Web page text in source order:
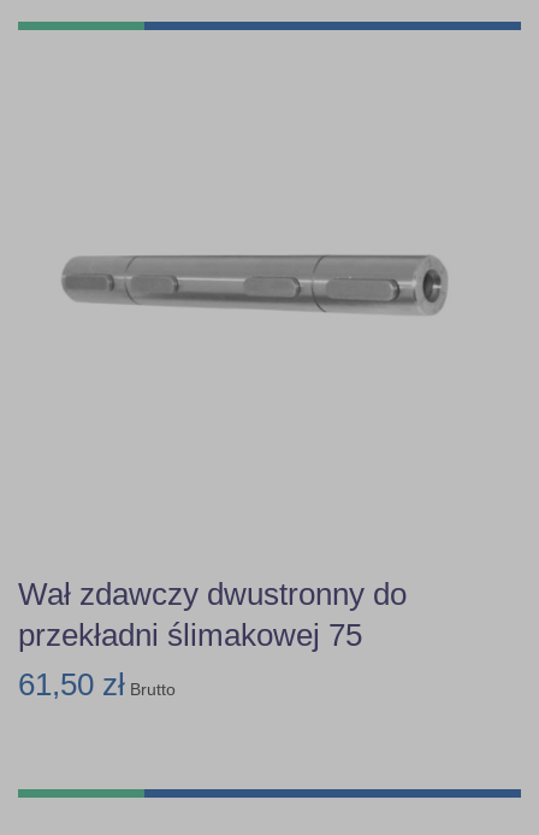
Wał zdawczy dwustronny do
przekładni ślimakowej 75
61,50 zł Brutto